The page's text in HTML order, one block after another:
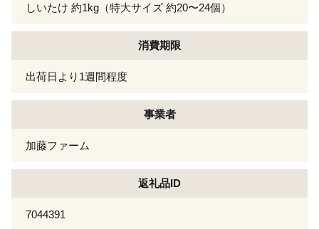
しいたけ 約1kg（特大サイズ 約20〜24個）
消費期限
出荷日より1週間程度
事業者
加藤ファーム
返礼品ID
7044391